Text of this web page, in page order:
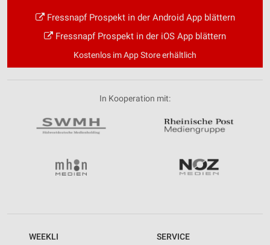
Fressnapf Prospekt in der Android App blättern
Fressnapf Prospekt in der iOS App blättern
Kostenlos im App Store erhältlich
In Kooperation mit:
WEEKLI SERVICE